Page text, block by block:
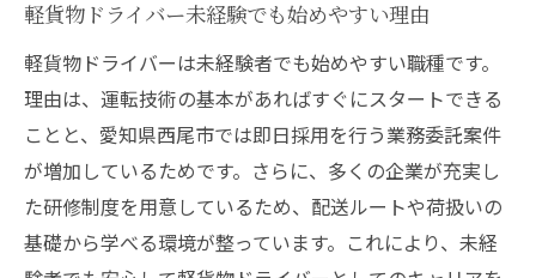
軽貨物ドライバー未経験でも始めやすい理由
軽貨物ドライバーは未経験者でも始めやすい職種です。
理由は、運転技術の基本があればすぐにスタートできる
ことと、愛知県西尾市では即日採用を行う業務委託案件
が増加しているためです。さらに、多くの企業が充実し
た研修制度を用意しているため、配送ルートや荷扱いの
基礎から学べる環境が整っています。これにより、未経